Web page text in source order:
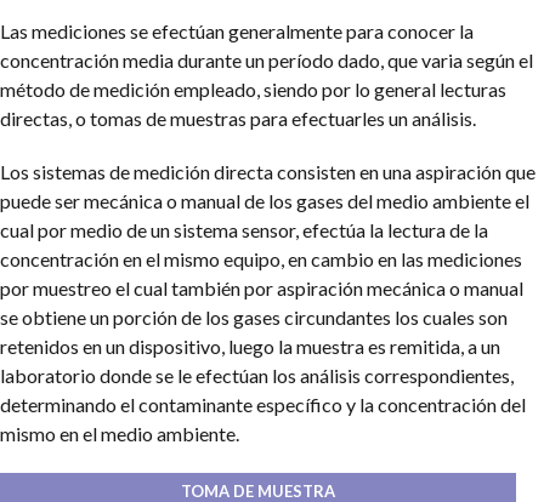
Las mediciones se efectúan generalmente para conocer la
concentración media durante un período dado, que varia según el
método de medición empleado, siendo por lo general lecturas
directas, o tomas de muestras para efectuarles un análisis.
Los sistemas de medición directa consisten en una aspiración que
puede ser mecánica o manual de los gases del medio ambiente el
cual por medio de un sistema sensor, efectúa la lectura de la
concentración en el mismo equipo, en cambio en las mediciones
por muestreo el cual también por aspiración mecánica o manual
se obtiene un porción de los gases circundantes los cuales son
retenidos en un dispositivo, luego la muestra es remitida, a un
laboratorio donde se le efectúan los análisis correspondientes,
determinando el contaminante específico y la concentración del
mismo en el medio ambiente.
TOMA DE MUESTRA